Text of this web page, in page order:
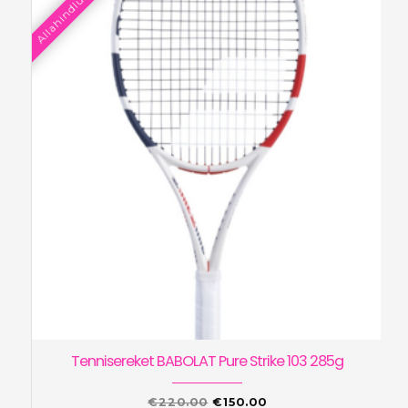
Allahindlus!
Tennisereket BABOLAT Pure Strike 103 285g
€220.00 Algne
€150.00